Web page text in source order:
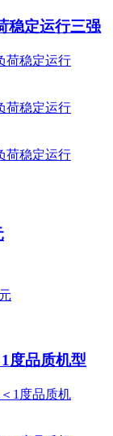
稳定运行三强
度品质机型